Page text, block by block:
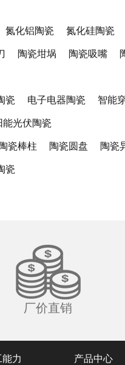
氮化铝陶瓷 氮化硅陶瓷
陶瓷坩埚 陶瓷吸嘴
瓷 电子电器陶瓷 智能
能光伏陶瓷
陶瓷棒柱 陶瓷圆盘 陶瓷
瓷
厂价直销
能力 产品中心